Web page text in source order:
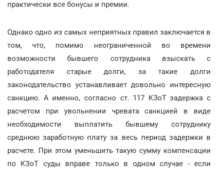
практически все бонусы и премии.
Однако одно из самых неприятных правил заключается в
том, что, помимо неограниченной во времени
возможности бывшего сотрудника взыскать с
работодателя старые долги, за такие долги
законодательство устанавливает довольно интересную
санкцию. А именно, согласно ст. 117 КЗоТ задержка с
расчетом при увольнении чревата санкцией в виде
необходимости выплатить бывшему сотруднику
среднюю заработную плату за весь период задержки в
расчете. При этом уменьшить такую сумму компенсации
по КЗоТ суды вправе только в одном случае - если